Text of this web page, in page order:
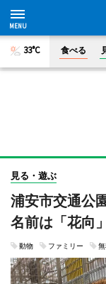
33°C 食べる
見る・遊ぶ
浦安市交通公
名前は「花向
動物 ファミリー